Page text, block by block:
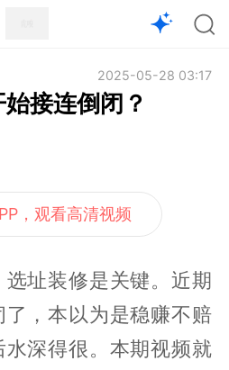
2025-05-28 03:17
接连倒闭？
，观看高清视频
址装修是关键。近期
，本以为是稳赚不赔
深得很。本期视频就